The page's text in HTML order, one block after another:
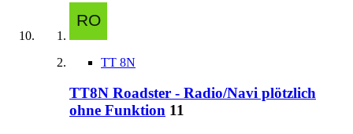
TT 8N
TT8N Roadster - Radio/Navi plötzlich
ohne Funktion 11